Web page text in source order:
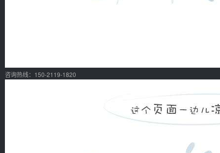
咨询热线：150-2119-1820